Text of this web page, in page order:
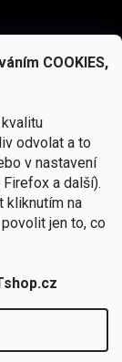
COOKIES,
odvolat a to
v nastavení
Firefox a další).
kliknutím na
jen to, co
práva